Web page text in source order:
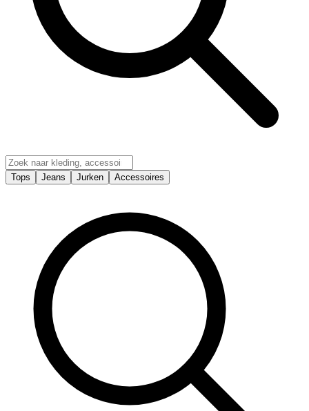
Tops Jeans Jurken Accessoires